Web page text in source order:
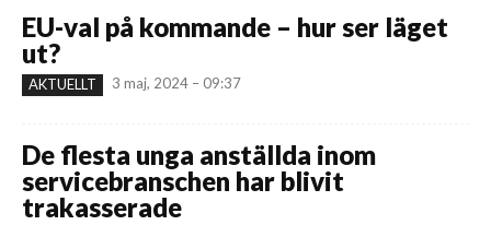
EU-val på kommande – hur ser läget
ut?
AKTUELLT 3 maj, 2024 – 09:37
De flesta unga anställda inom
servicebranschen har blivit
trakasserade